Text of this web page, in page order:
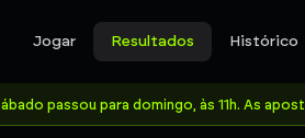
Jogar Resultados Histórico
passou para domingo, às 11h. As